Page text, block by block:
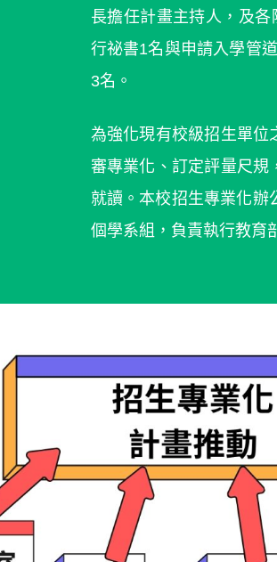
長擔任計畫主持人，及
行祕書1名與申請入學管
3名。
為強化現有校級招生單位
審專業化、訂定評量尺規
就讀。本校招生專業化辦
個學系組，負責執行教育